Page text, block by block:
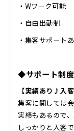
・Wワーク可能
・自由出勤制
・集客サポート
◆サポート制度
【実績あり♪入
集客に関しては
実績もあるので
しっかりと入客